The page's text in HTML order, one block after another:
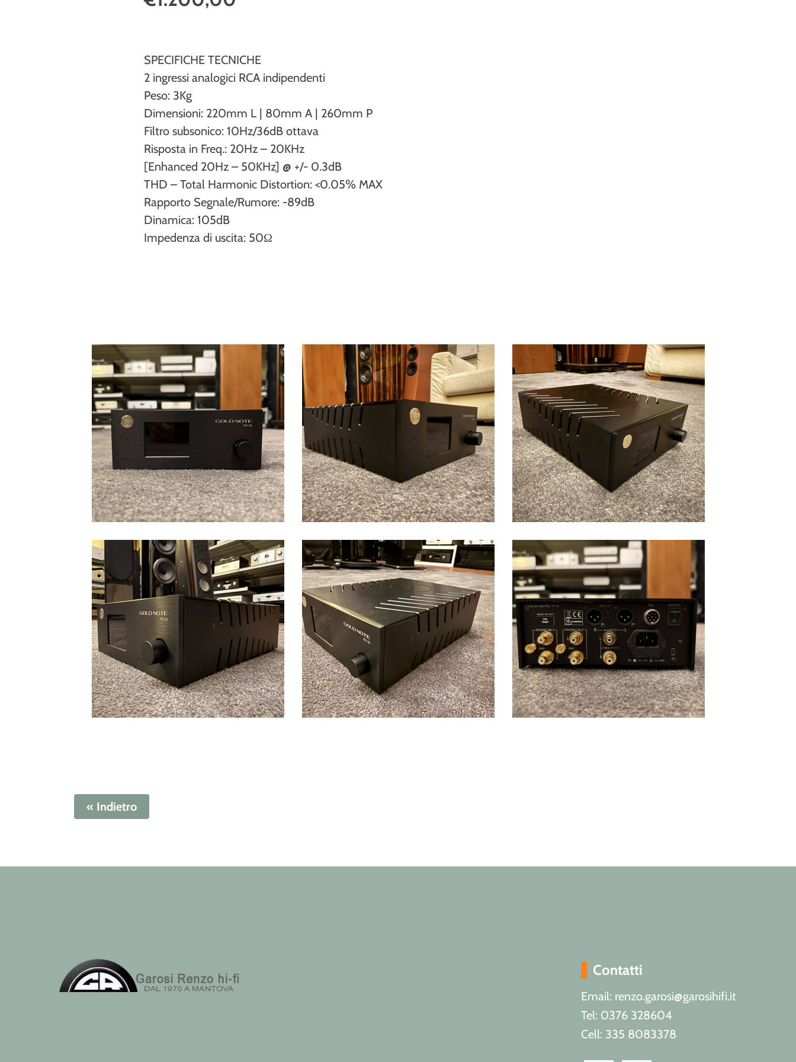
SPECIFICHE TECNICHE
2 ingressi analogici RCA indipendenti
Peso: 3Kg
Dimensioni: 220mm L | 80mm A | 260mm P
Filtro subsonico: 10Hz/36dB ottava
Risposta in Freq.: 20Hz – 20KHz
[Enhanced 20Hz – 50KHz] @ +/- 0.3dB
THD – Total Harmonic Distortion: <0.05% MAX
Rapporto Segnale/Rumore: -89dB
Dinamica: 105dB
Impedenza di uscita: 50Ω
« Indietro
Contatti
Email: renzo.garosi@garosihifi.it
Tel: 0376 328604
Cell: 335 8083378